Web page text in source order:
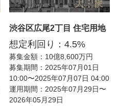
渋谷区広尾2丁目 住宅用地
想定利回り：4.5%
募集金額：10億8,600万円
募集期間：2025年07月01日
10:00〜2025年07月07日 04:00
運用期間：2025年07月29日〜
2026年05月29日